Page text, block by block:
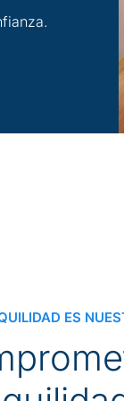
ES
prome